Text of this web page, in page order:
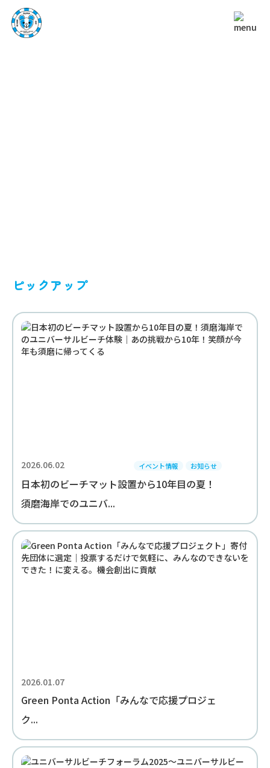
ピックアップ
2026.06.02 イベント情報 お知らせ
日本初のビーチマット設置から10年目の夏！
須磨海岸でのユニバ...
2026.01.07
Green Ponta Action「みんなで応援プロジェ
ク...